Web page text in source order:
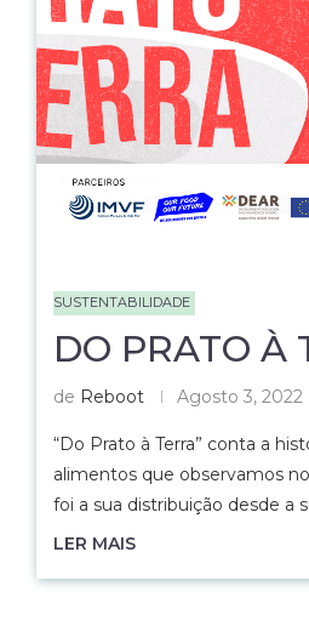
SUSTENTABILIDADE
DO PRATO À
de Reboot Agosto 3, 2022
“Do Prato à Terra” conta a
alimentos que observamos
foi a sua distribuição desde a
LER MAIS